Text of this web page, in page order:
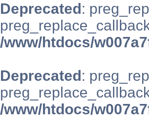
Deprecated:
/www/htdocs/
Deprecated:
/www/htdocs/